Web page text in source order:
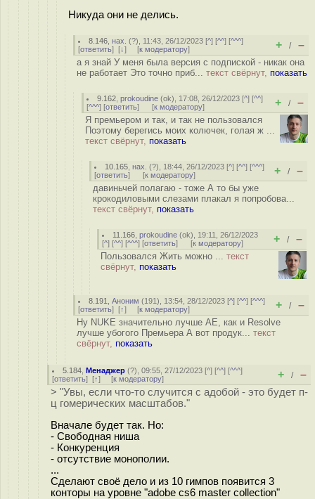
Никуда они не делись.
8.146 ,нах. (?), 11:43, 26/12/2023 [^] [^^] [^^^]
[ответить] [↓] [к модератору] + / –
а я знай У меня была версия с подпиской - никак она
не работает Это точно приб... текст свёрнут, показать
9.162 ,prokoudine (ok), 17:08, 26/12/2023 [^] [^^]
[^^^] [ответить] [к модератору] + / –
Я премьером и так, и так не пользовался
Поэтому берегись моих колючек, голая ж ...
текст свёрнут, показать
10.165 ,нах. (?), 18:44, 26/12/2023 [^] [^^] [^^^]
[ответить] [к модератору] + / –
давиньчей полагаю - тоже А то бы уже
крокодиловыми слезами плакал я попробова...
текст свёрнут, показать
11.166 ,prokoudine (ok), 19:11, 26/12/2023
[^] [^^] [^^^] [ответить] [к модератору] + / –
Пользовался Жить можно ... текст
свёрнут, показать
8.191 ,Аноним (191), 13:54, 28/12/2023 [^] [^^] [^^^]
[ответить] [↑] [к модератору] + / –
Ну NUKE значительно лучше AE, как и Resolve
лучше убогого Премьера А вот продук... текст
свёрнут, показать
5.184 ,Менаджер (?), 09:55, 27/12/2023 [^] [^^] [^^^]
[ответить] [↑] [к модератору] + / –
> "Увы, если что-то случится с адобой - это будет п-
ц гомерических масштабов."
Вначале будет так. Но:
- Свободная ниша
- Конкуренция
- отсутствие монополии.
...
Сделают своё дело и из 10 гимпов появится 3
конторы на уровне "adobe cs6 master collection"